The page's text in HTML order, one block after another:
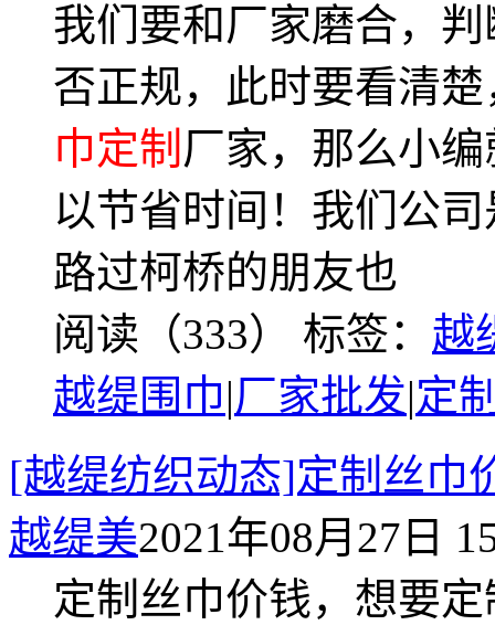
我们要和厂家磨合，
否正规，此时要看清
巾定制 厂家，那么小
以节省时间！我们公
路过柯桥的朋友也
阅读（333） 标签： 越
越缇围巾|厂家批发|定
[越缇纺织动态]定制丝
越缇美2021年08月27日
定制丝巾价钱，想要